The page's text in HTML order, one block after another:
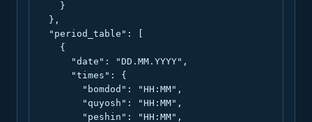
    }
  },
  "period_table": [
    {
      "date": "DD.MM.YYYY",
      "times": {
        "bomdod": "HH:MM",
        "quyosh": "HH:MM",
        "peshin": "HH:MM",